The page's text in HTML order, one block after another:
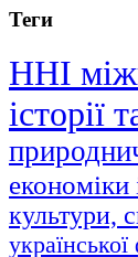
Теги
ННІ
історії
економіки
культури,